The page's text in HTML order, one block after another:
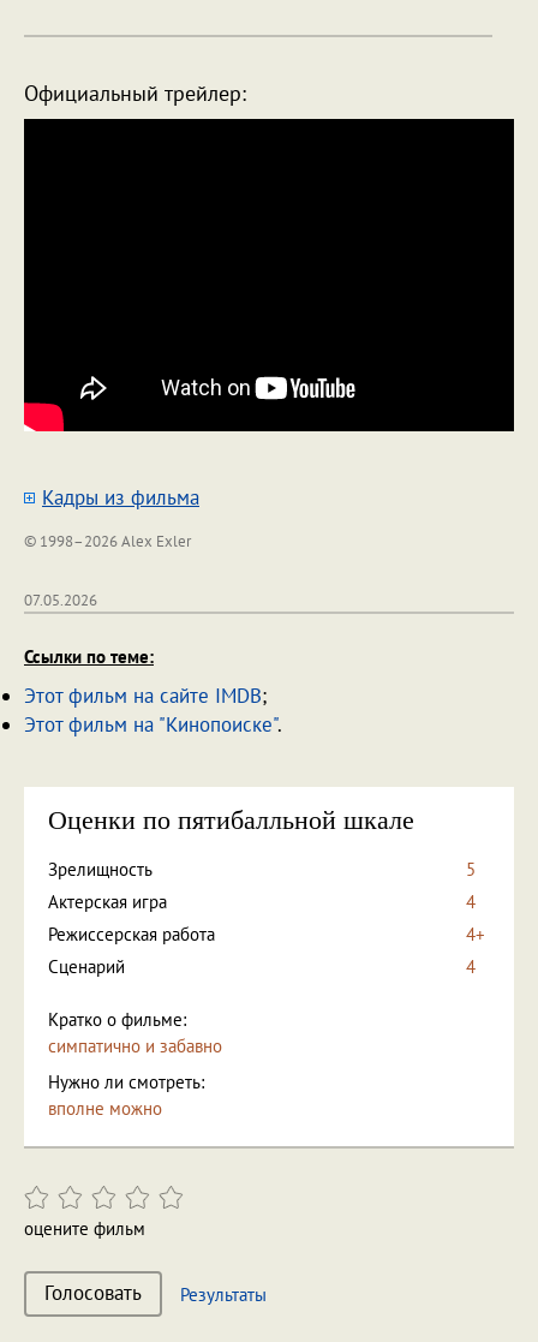
Официальный трейлер:
Кадры из фильма
© 1998–2026 Alex Exler
07.05.2026
Ссылки по теме:
Этот фильм на сайте IMDB;
Этот фильм на "Кинопоиске".
Оценки по пятибалльной шкале
Зрелищность
5
Актерская игра
4
Режиссерская работа
4+
Сценарий
4
Кратко о фильме:
симпатично и забавно
Нужно ли смотреть:
вполне можно
оцените фильм
Голосовать Результаты